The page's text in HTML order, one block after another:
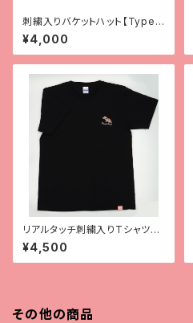
刺繍入りバケットハット【Type
2】
¥4,000
リアルタッチ刺繍入りTシャツ
【ガーゴイルゲッコー】
¥4,500
その他の商品